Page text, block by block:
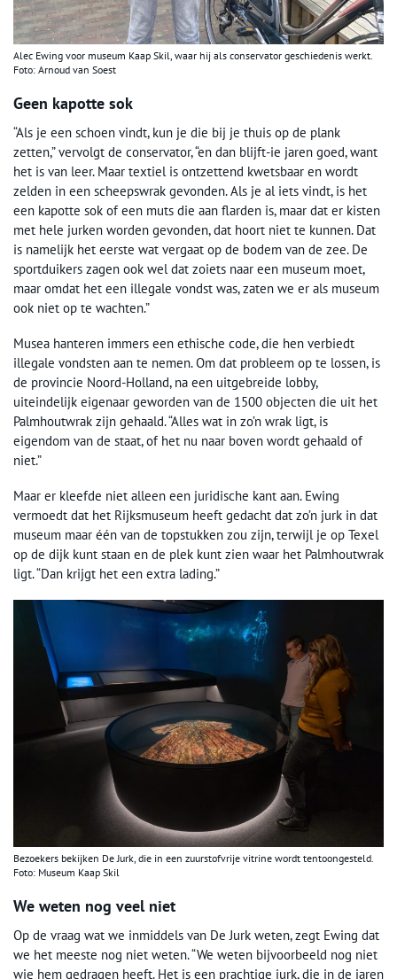
Alec Ewing voor museum Kaap Skil, waar hij als conservator geschiedenis werkt.
Foto: Arnoud van Soest
Geen kapotte sok
“Als je een schoen vindt, kun je die bij je thuis op de plank
zetten,” vervolgt de conservator, “en dan blijft-ie jaren goed, want
het is van leer. Maar textiel is ontzettend kwetsbaar en wordt
zelden in een scheepswrak gevonden. Als je al iets vindt, is het
een kapotte sok of een muts die aan flarden is, maar dat er kisten
met hele jurken worden gevonden, dat hoort niet te kunnen. Dat
is namelijk het eerste wat vergaat op de bodem van de zee. De
sportduikers zagen ook wel dat zoiets naar een museum moet,
maar omdat het een illegale vondst was, zaten we er als museum
ook niet op te wachten.”
Musea hanteren immers een ethische code, die hen verbiedt
illegale vondsten aan te nemen. Om dat probleem op te lossen, is
de provincie Noord-Holland, na een uitgebreide lobby,
uiteindelijk eigenaar geworden van de 1500 objecten die uit het
Palmhoutwrak zijn gehaald. “Alles wat in zo’n wrak ligt, is
eigendom van de staat, of het nu naar boven wordt gehaald of
niet.”
Maar er kleefde niet alleen een juridische kant aan. Ewing
vermoedt dat het Rijksmuseum heeft gedacht dat zo’n jurk in dat
museum maar één van de topstukken zou zijn, terwijl je op Texel
op de dijk kunt staan en de plek kunt zien waar het Palmhoutwrak
ligt. “Dan krijgt het een extra lading.”
Bezoekers bekijken De Jurk, die in een zuurstofvrije vitrine wordt tentoongesteld.
Foto: Museum Kaap Skil
We weten nog veel niet
Op de vraag wat we inmiddels van De Jurk weten, zegt Ewing dat
we het meeste nog niet weten. “We weten bijvoorbeeld nog niet
wie hem gedragen heeft. Het is een prachtige jurk, die in de jaren